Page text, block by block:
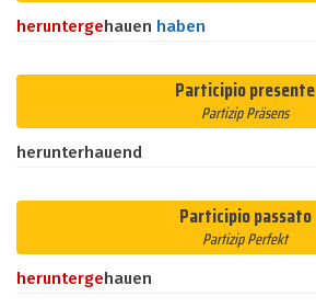
heruntergehauen haben
Participio presente
Partizip Präsens
herunterhauend
Participio passato
Partizip Perfekt
heruntergehauen